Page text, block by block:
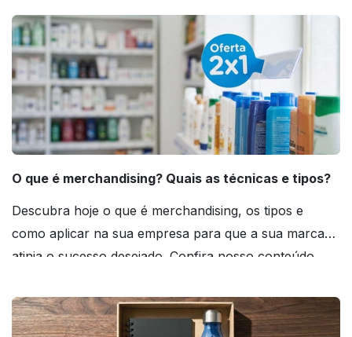
O que é merchandising? Quais as técnicas e tipos?
Descubra hoje o que é merchandising, os tipos e
como aplicar na sua empresa para que a sua marca
atinja o sucesso desejado. Confira nosso conteúdo